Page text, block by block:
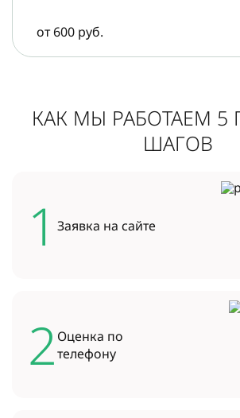
от 600 руб.
КАК МЫ РАБОТАЕМ 5
ШАГОВ
1 Заявка на сайте
2 Оценка по
телефону